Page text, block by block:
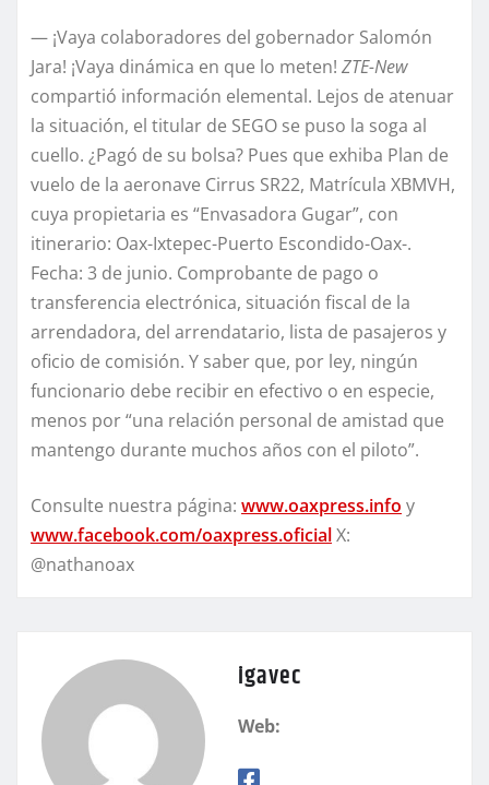
— ¡Vaya colaboradores del gobernador Salomón
Jara! ¡Vaya dinámica en que lo meten! ZTE-New
compartió información elemental. Lejos de atenuar
la situación, el titular de SEGO se puso la soga al
cuello. ¿Pagó de su bolsa? Pues que exhiba Plan de
vuelo de la aeronave Cirrus SR22, Matrícula XBMVH,
cuya propietaria es “Envasadora Gugar”, con
itinerario: Oax-Ixtepec-Puerto Escondido-Oax-.
Fecha: 3 de junio. Comprobante de pago o
transferencia electrónica, situación fiscal de la
arrendadora, del arrendatario, lista de pasajeros y
oficio de comisión. Y saber que, por ley, ningún
funcionario debe recibir en efectivo o en especie,
menos por “una relación personal de amistad que
mantengo durante muchos años con el piloto”.
Consulte nuestra página: www.oaxpress.info y
www.facebook.com/oaxpress.oficialX:
@nathanoax
igavec
Web: